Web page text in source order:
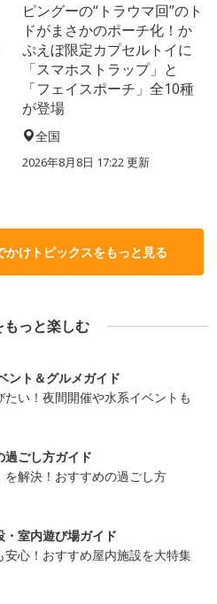
ピングーの“トラウマ回”のト
ドがまさかのポーチ化！か
ぷえぼ限定カプセルトイに
「スマホストラップ」と
「フェイスポーチ」全10種
が登場
全国
2026年8月8日 17:22更新
けトピックスをもっと見る
もっと楽しむ
ント＆グルメガイド
たい！夜間開催や水系イベントも
過ごし方ガイド
を解決！おすすめの過ごし方
・室内遊び場ガイド
安心！おすすめ屋内施設を大特集